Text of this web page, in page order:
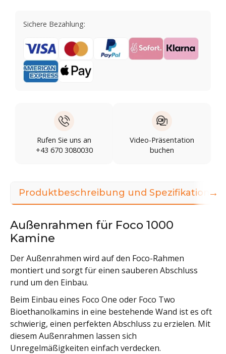
Sichere Bezahlung:
Rufen Sie uns an
+43 670 3080030
Video-Präsentation
buchen
Produktbeschreibung und Spezifikationen
Außenrahmen für Foco 1000
Kamine
Der Außenrahmen wird auf den Foco-Rahmen
montiert und sorgt für einen sauberen Abschluss
rund um den Einbau.
Beim Einbau eines Foco One oder Foco Two
Bioethanolkamins in eine bestehende Wand ist es oft
schwierig, einen perfekten Abschluss zu erzielen. Mit
diesem Außenrahmen lassen sich
Unregelmäßigkeiten einfach verdecken.
→